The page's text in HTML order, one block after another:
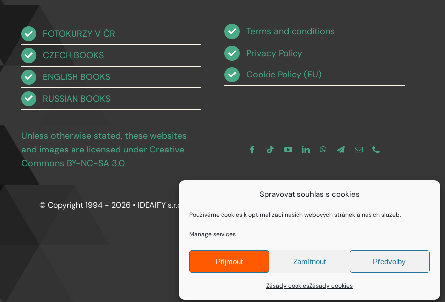
Spravovat souhlas s cookies
Používáme cookies k optimalizaci našich webových stránek a našich služeb.
Manage services
Příjmout Zamítnout Předvolby
Zásady cookiesZásady cookies
FOTOKURZY V ČR
CZECH BOOKS
ENGLISH BOOKS
RUSSIAN BOOKS
Terms and conditions
Privacy Policy
Cookie Policy (EU)
Unless otherwise stated, these websites
and images are licensed under Creative
Commons BY-NC-SA 3.0.
© Copyright 1994 - 2026 • IDEAIFY s.r.o.